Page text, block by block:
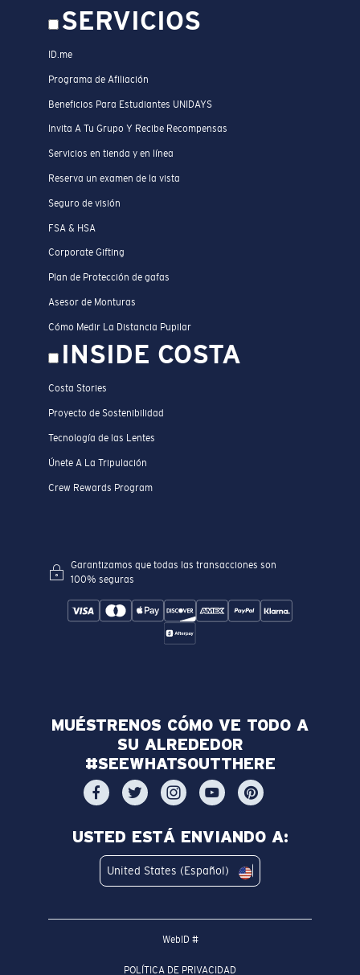
SERVICIOS
ID.me
Programa de Afiliación
Beneficios Para Estudiantes UNIDAYS
Invita A Tu Grupo Y Recibe Recompensas
Servicios en tienda y en línea
Reserva un examen de la vista
Seguro de visión
FSA & HSA
Corporate Gifting
Plan de Protección de gafas
Asesor de Monturas
Cómo Medir La Distancia Pupilar
INSIDE COSTA
Costa Stories
Proyecto de Sostenibilidad
Tecnología de las Lentes
Únete A La Tripulación
Crew Rewards Program
Garantizamos que todas las transacciones son
100% seguras
MUÉSTRENOS CÓMO VE TODO A
SU ALREDEDOR
#SEEWHATSOUTTHERE
USTED ESTÁ ENVIANDO A:
United States (Español)
WebID #
POLÍTICA DE PRIVACIDAD